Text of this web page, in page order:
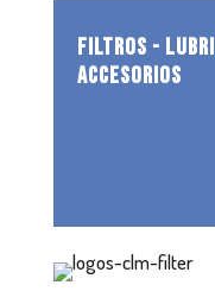
FILTROS -
ACCESORIOS